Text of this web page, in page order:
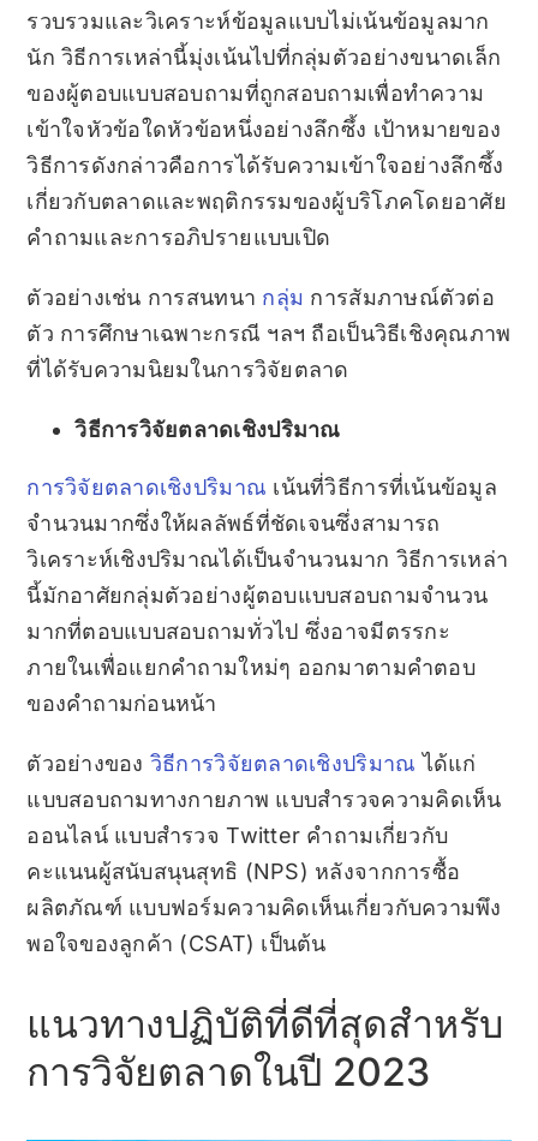
รวบรวมและวิเคราะห์ข้อมูลแบบไม่เน้นข้อมูลมาก
นัก วิธีการเหล่านี้มุ่งเน้นไปที่กลุ่มตัวอย่างขนาดเล็ก
ของผู้ตอบแบบสอบถามที่ถูกสอบถามเพื่อทำความ
เข้าใจหัวข้อใดหัวข้อหนึ่งอย่างลึกซึ้ง เป้าหมายของ
วิธีการดังกล่าวคือการได้รับความเข้าใจอย่างลึกซึ้ง
เกี่ยวกับตลาดและพฤติกรรมของผู้บริโภคโดยอาศัย
คำถามและการอภิปรายแบบเปิด
ตัวอย่างเช่น การสนทนา กลุ่ม การสัมภาษณ์ตัวต่อ
ตัว การศึกษาเฉพาะกรณี ฯลฯ ถือเป็นวิธีเชิงคุณภาพ
ที่ได้รับความนิยมในการวิจัยตลาด
วิธีการวิจัยตลาดเชิงปริมาณ
การวิจัยตลาดเชิงปริมาณ เน้นที่วิธีการที่เน้นข้อมูล
จำนวนมากซึ่งให้ผลลัพธ์ที่ชัดเจนซึ่งสามารถ
วิเคราะห์เชิงปริมาณได้เป็นจำนวนมาก วิธีการเหล่า
นี้มักอาศัยกลุ่มตัวอย่างผู้ตอบแบบสอบถามจำนวน
มากที่ตอบแบบสอบถามทั่วไป ซึ่งอาจมีตรรกะ
ภายในเพื่อแยกคำถามใหม่ๆ ออกมาตามคำตอบ
ของคำถามก่อนหน้า
ตัวอย่างของ วิธีการวิจัยตลาดเชิงปริมาณ ได้แก่
แบบสอบถามทางกายภาพ แบบสำรวจความคิดเห็น
ออนไลน์ แบบสำรวจ Twitter คำถามเกี่ยวกับ
คะแนนผู้สนับสนุนสุทธิ (NPS) หลังจากการซื้อ
ผลิตภัณฑ์ แบบฟอร์มความคิดเห็นเกี่ยวกับความพึง
พอใจของลูกค้า (CSAT) เป็นต้น
แนวทางปฏิบัติที่ดีที่สุดสำหรับ
การวิจัยตลาดในปี 2023